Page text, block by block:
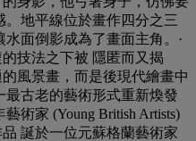
。地平線位於畫作四分之三
面倒影成為了畫面主角。·
技法之下被 隱匿而又揭
風景畫，而是後現代繪畫中
古老的藝術形式重新煥發
術家 (Young British Artists)
誕於一位元蘇格蘭藝術家